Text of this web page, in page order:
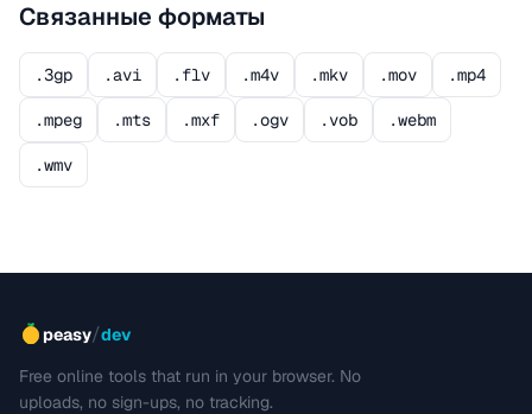
Связанные форматы
.3gp .avi .flv .m4v .mkv .mov .mp4
.mpeg .mts .mxf .ogv .vob .webm
.wmv
peasy/dev
Free online tools that run in your browser. No
uploads, no sign-ups, no tracking.